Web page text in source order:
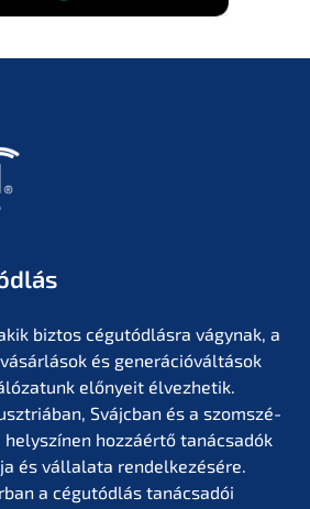
biztos cégutód­lás­ra vágynak, a
és generá­ció­vál­tá­sok
előny­eit élvez­he­tik.
Svájc­ban és a szomszé­
hozzá­értő tanác­sa­dók
és vállala­ta rendel­ke­zé­sé­re.
a cégutód­lás tanác­sa­dói